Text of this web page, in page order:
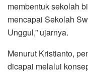
membentuk sekolah
mencapai Sekolah
Unggul,” ujarnya.
Menurut Kristianto,
dicapai melalui